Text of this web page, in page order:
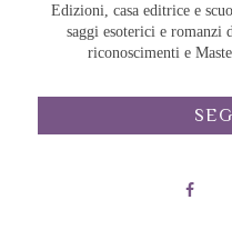
Edizioni, casa editrice e
saggi esoterici e romanzi
riconoscimenti e